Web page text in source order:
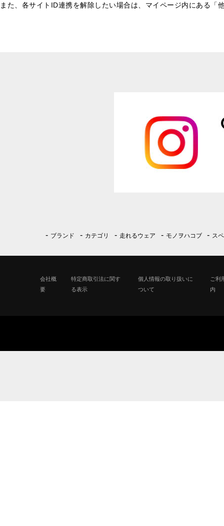
また、各サイトID連携を解除したい場合は、マイページ内にある
ブランド カテゴリ 走れるウェア モノヲハコブ ス
会社概
要
特定商取引法に関す
る表示
個人情報の取り扱いに
ついて
ご利
内